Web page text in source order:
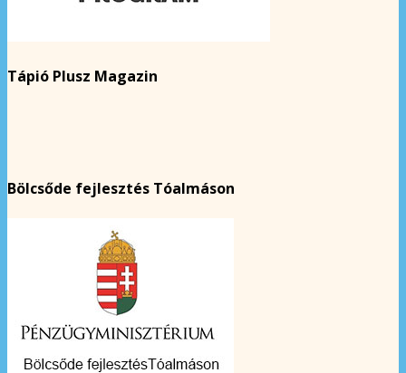
Tápió Plusz Magazin
Bölcsőde fejlesztés Tóalmáson